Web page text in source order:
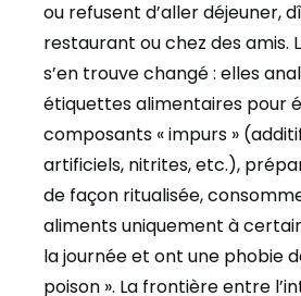
ou refusent d’aller déjeuner,
restaurant ou chez des amis.
s’en trouve changé : elles
étiquettes alimentaires pour
composants « impurs »
artificiels, nitrites, etc.),
de façon ritualisée,
aliments uniquement à
la journée et ont une phobie
poison ». La frontière entre